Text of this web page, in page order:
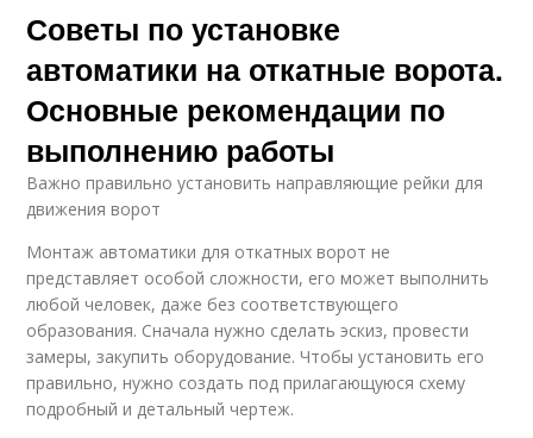
Советы по установке
автоматики на откатные ворота.
Основные рекомендации по
выполнению работы
Важно правильно установить направляющие рейки для
движения ворот
Монтаж автоматики для откатных ворот не
представляет особой сложности, его может выполнить
любой человек, даже без соответствующего
образования. Сначала нужно сделать эскиз, провести
замеры, закупить оборудование. Чтобы установить его
правильно, нужно создать под прилагающуюся схему
подробный и детальный чертеж.